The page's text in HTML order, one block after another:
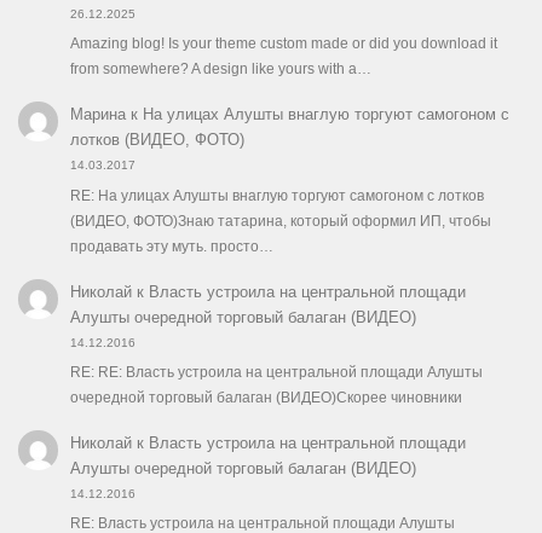
26.12.2025
Amazing blog! Is your theme custom made or did you download it
from somewhere? A design like yours with a…
Маринак На улицах Алушты внаглую торгуют самогоном с
лотков (ВИДЕО, ФОТО)
14.03.2017
RE: На улицах Алушты внаглую торгуют самогоном с лотков
(ВИДЕО, ФОТО)Знаю татарина, который оформил ИП, чтобы
продавать эту муть. просто…
Николайк Власть устроила на центральной площади
Алушты очередной торговый балаган (ВИДЕО)
14.12.2016
RE: RE: Власть устроила на центральной площади Алушты
очередной торговый балаган (ВИДЕО)Скорее чиновники
Николайк Власть устроила на центральной площади
Алушты очередной торговый балаган (ВИДЕО)
14.12.2016
RE: Власть устроила на центральной площади Алушты